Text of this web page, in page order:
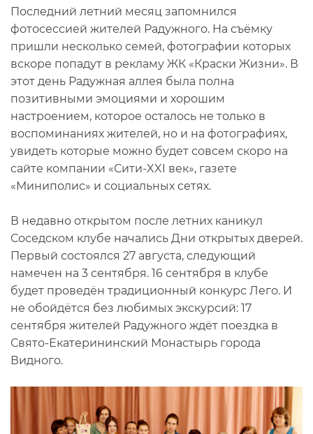
Последний летний месяц запомнился
фотосессией жителей Радужного. На съёмку
пришли несколько семей, фотографии которых
вскоре попадут в рекламу ЖК «Краски Жизни». В
этот день Радужная аллея была полна
позитивными эмоциями и хорошим
настроением, которое осталось не только в
воспоминаниях жителей, но и на фотографиях,
увидеть которые можно будет совсем скоро на
сайте компании «Сити-XXI век», газете
«Миниполис» и социальных сетях.
В недавно открытом после летних каникул
Соседском клубе начались Дни открытых дверей.
Первый состоялся 27 августа, следующий
намечен на 3 сентября. 16 сентября в клубе
будет проведён традиционный конкурс Лего. И
не обойдётся без любимых экскурсий: 17
сентября жителей Радужного ждёт поездка в
Свято-Екатерининский Монастырь города
Видного.